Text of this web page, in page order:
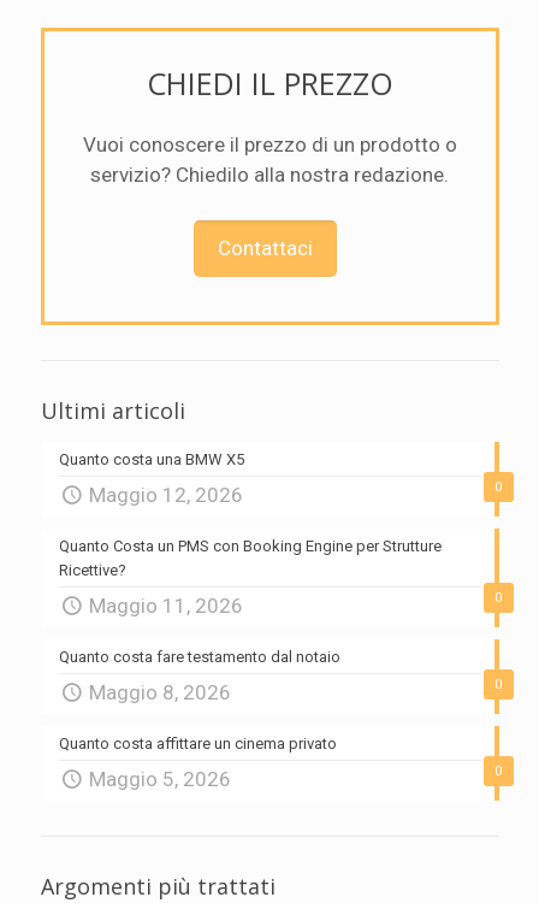
CHIEDI IL PREZZO
Vuoi conoscere il prezzo di un prodotto o
servizio? Chiedilo alla nostra redazione.
Contattaci
Ultimi articoli
0
Quanto costa una BMW X5
Maggio 12, 2026
0
Quanto Costa un PMS con Booking Engine per Strutture
Ricettive?
Maggio 11, 2026
0
Quanto costa fare testamento dal notaio
Maggio 8, 2026
0
Quanto costa affittare un cinema privato
Maggio 5, 2026
Argomenti più trattati